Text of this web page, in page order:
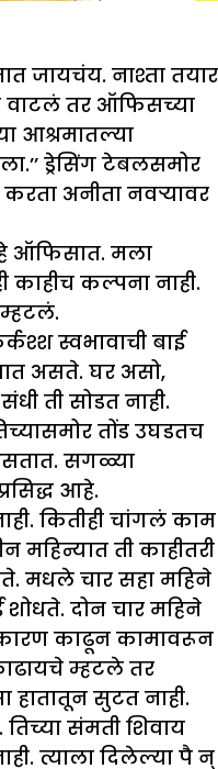
जायचंय. नाश्ता तयार
तर ऑफिसच्या
आश्रमातल्या
ड्रेसिंग टेबलसमोर
अनीता नवऱ्यावर
ऑफिसात. मला
कल्पना नाही.
स्वभावाची बाई
असते. घर असो,
ती सोडत नाही.
तोंड उघडतच
सगळ्या
आहे.
कितीही चांगलं काम
महिन्यात ती काहीतरी
मधले चार सहा महिने
दोन चार महिने
कारण काढून कामावरून
म्हटले तर
हातातून सुटत नाही.
संमती शिवाय
त्याला दिलेल्या पै न्